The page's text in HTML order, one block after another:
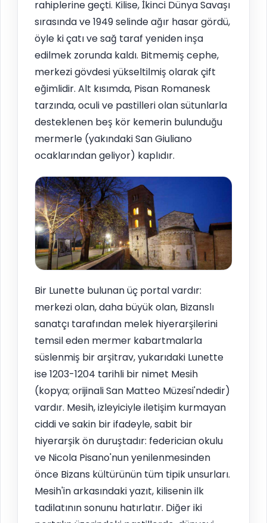
rahiplerine geçti. Kilise, İkinci Dünya Savaşı
sırasında ve 1949 selinde ağır hasar gördü,
öyle ki çatı ve sağ taraf yeniden inşa
edilmek zorunda kaldı. Bitmemiş cephe,
merkezi gövdesi yükseltilmiş olarak çift
eğimlidir. Alt kısımda, Pisan Romanesk
tarzında, oculi ve pastilleri olan sütunlarla
desteklenen beş kör kemerin bulunduğu
mermerle (yakındaki San Giuliano
ocaklarından geliyor) kaplıdır.
Bir Lunette bulunan üç portal vardır:
merkezi olan, daha büyük olan, Bizanslı
sanatçı tarafından melek hiyerarşilerini
temsil eden mermer kabartmalarla
süslenmiş bir arşitrav, yukarıdaki Lunette
ise 1203-1204 tarihli bir nimet Mesih
(kopya; orijinali San Matteo Müzesi'ndedir)
vardır. Mesih, izleyiciyle iletişim kurmayan
ciddi ve sakin bir ifadeyle, sabit bir
hiyerarşik ön duruştadır: federician okulu
ve Nicola Pisano'nun yenilenmesinden
önce Bizans kültürünün tüm tipik unsurları.
Mesih'in arkasındaki yazıt, kilisenin ilk
tadilatının sonunu hatırlatır. Diğer iki